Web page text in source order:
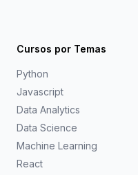
Cursos por Temas
Python
Javascript
Data Analytics
Data Science
Machine Learning
React